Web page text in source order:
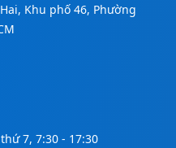
Khu phố 46, Phường
7, 7:30 - 17:30